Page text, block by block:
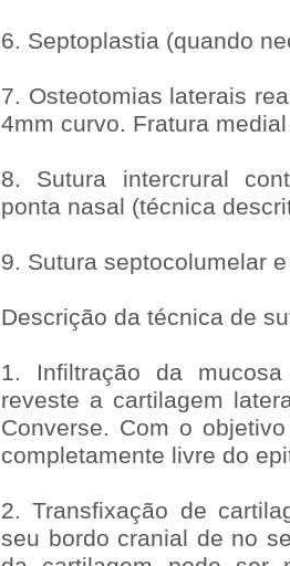
6. Septoplastia (quando
7. Osteotomias laterais
4mm curvo. Fratura
8. Sutura intercrural
ponta nasal (técnica
9. Sutura septocolumelar
Descrição da técnica de
1. Infiltração da
reveste a cartilagem
Converse. Com o
completamente livre do
2. Transfixação de
seu bordo cranial de no